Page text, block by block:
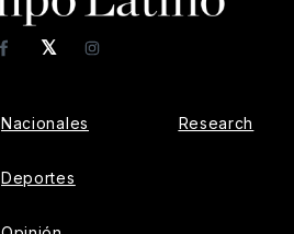
𝕏
FacebookInstagram
Nacionales
Deportes
Research